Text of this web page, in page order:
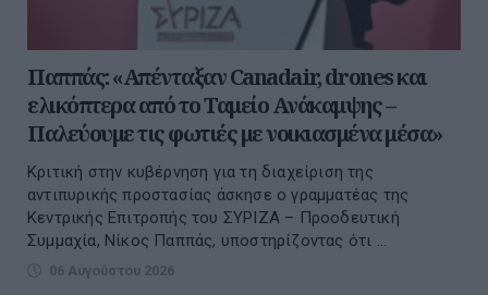
Παππάς: «Απένταξαν Canadair, drones και
ελικόπτερα από το Ταμείο Ανάκαμψης –
Παλεύουμε τις φωτιές με νοικιασμένα μέσα»
Kριτική στην κυβέρνηση για τη διαχείριση της
αντιπυρικής προστασίας άσκησε ο γραμματέας της
Κεντρικής Επιτροπής του ΣΥΡΙΖΑ – Προοδευτική
Συμμαχία, Νίκος Παππάς, υποστηρίζοντας ότι ...
06 Αυγούστου 2026